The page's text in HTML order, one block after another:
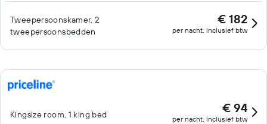
Tweepersoonskamer, 2
tweepersoonsbedden
€ 182
per nacht, inclusief btw
Kingsize room, 1 king bed € 94
per nacht, inclusief btw